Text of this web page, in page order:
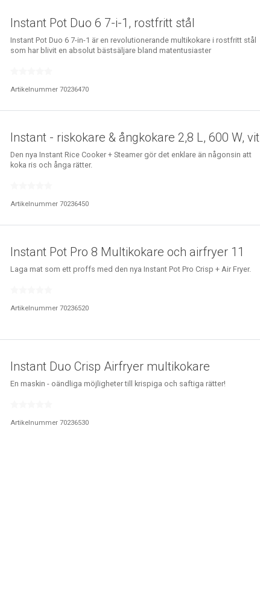
Instant Pot Duo 6 7-i-1, rostfritt stål
Instant Pot Duo 6 7-in-1 är en revolutionerande multikokare i rostfritt stål
som har blivit en absolut bästsäljare bland matentusiaster
Artikelnummer 70236470
Instant - riskokare & ångkokare 2,8 L, 600 W, vit
Den nya Instant Rice Cooker + Steamer gör det enklare än någonsin att
koka ris och ånga rätter.
Artikelnummer 70236450
Instant Pot Pro 8 Multikokare och airfryer 11
Laga mat som ett proffs med den nya Instant Pot Pro Crisp + Air Fryer.
Artikelnummer 70236520
Instant Duo Crisp Airfryer multikokare
En maskin - oändliga möjligheter till krispiga och saftiga rätter!
Artikelnummer 70236530